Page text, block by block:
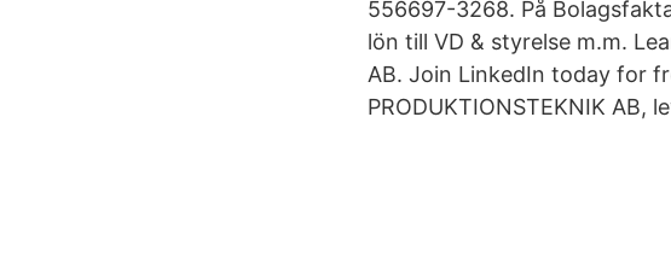
556697-3268. På
lön till VD & styrelse m.m.
AB. Join LinkedIn today for
PRODUKTIONSTEKNIK